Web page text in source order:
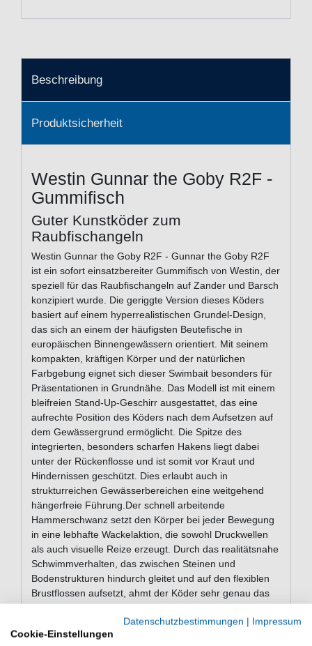
Beschreibung
Produktsicherheit
Westin Gunnar the Goby R2F -
Gummifisch
Guter Kunstköder zum
Raubfischangeln
Westin Gunnar the Goby R2F - Gunnar the Goby R2F
ist ein sofort einsatzbereiter Gummifisch von Westin, der
speziell für das Raubfischangeln auf Zander und Barsch
konzipiert wurde. Die geriggte Version dieses Köders
basiert auf einem hyperrealistischen Grundel-Design,
das sich an einem der häufigsten Beutefische in
europäischen Binnengewässern orientiert. Mit seinem
kompakten, kräftigen Körper und der natürlichen
Farbgebung eignet sich dieser Swimbait besonders für
Präsentationen in Grundnähe. Das Modell ist mit einem
bleifreien Stand-Up-Geschirr ausgestattet, das eine
aufrechte Position des Köders nach dem Aufsetzen auf
dem Gewässergrund ermöglicht. Die Spitze des
integrierten, besonders scharfen Hakens liegt dabei
unter der Rückenflosse und ist somit vor Kraut und
Hindernissen geschützt. Dies erlaubt auch in
strukturreichen Gewässerbereichen eine weitgehend
hängerfreie Führung.Der schnell arbeitende
Hammerschwanz setzt den Körper bei jeder Bewegung
in eine lebhafte Wackelaktion, die sowohl Druckwellen
als auch visuelle Reize erzeugt. Durch das realitätsnahe
Schwimmverhalten, das zwischen Steinen und
Bodenstrukturen hindurch gleitet und auf den flexiblen
Brustflossen aufsetzt, ahmt der Köder sehr genau das
R2F ist für langsames Jiggen mit kurzen, kräftigen
Bewegungen konzipiert und spricht gezielt raubende
Datenschutzbestimmungen | Impressum
Cookie-Einstellungen